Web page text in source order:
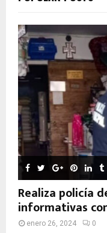
Realiza policía
informativas
enero 26, 2024 0